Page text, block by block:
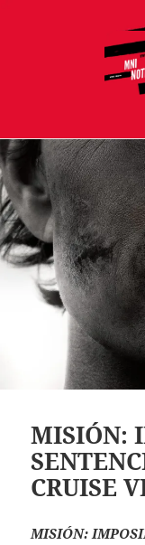
MISIÓN:
CRUISE
MISIÓN: